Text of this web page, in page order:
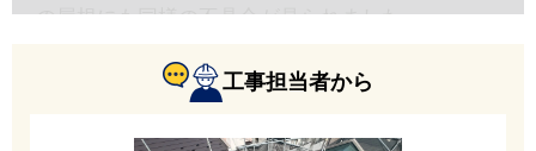
の屋根にも同様の不具合が見られました。
工事担当者から